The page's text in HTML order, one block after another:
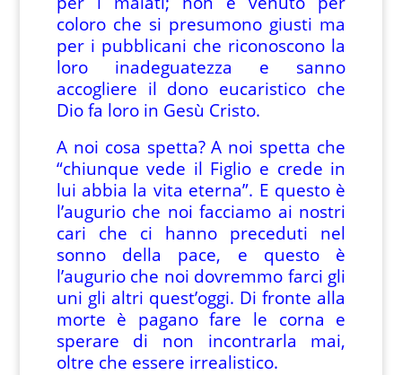
coloro che si presumono giusti ma
per i pubblicani che riconoscono la
loro inadeguatezza e sanno
accogliere il dono eucaristico che
Dio fa loro in Gesù Cristo.
A noi cosa spetta? A noi spetta che
“chiunque vede il Figlio e crede in
lui abbia la vita eterna”. E questo è
l’augurio che noi facciamo ai nostri
cari che ci hanno preceduti nel
sonno della pace, e questo è
l’augurio che noi dovremmo farci gli
uni gli altri quest’oggi. Di fronte alla
morte è pagano fare le corna e
sperare di non incontrarla mai,
oltre che essere irrealistico.